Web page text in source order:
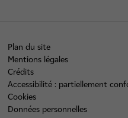
Plan du site
Mentions légales
Crédits
Accessibilité : partiellement
Cookies
Données personnelles